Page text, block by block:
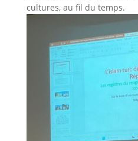
cultures, au fil du temps.